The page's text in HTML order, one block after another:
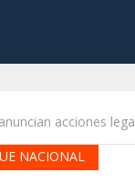
acciones
NACIONAL